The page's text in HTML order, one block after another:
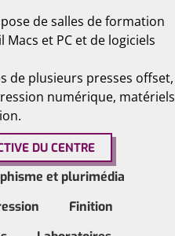
de salles de formation
et PC et de logiciels
de plusieurs presses offset,
numérique, matériels
DU CENTRE
et plurimédia
Finition